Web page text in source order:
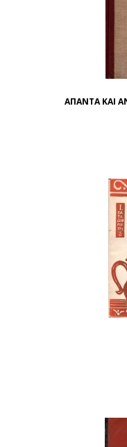
ΑΠΑΝΤΑ ΚΑΙ